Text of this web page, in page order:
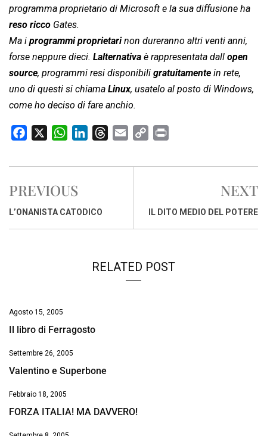
programma proprietario di Microsoft e la sua diffusione ha
reso ricco Gates.
Ma i programmi proprietarinon dureranno altri venti anni,
forse neppure dieci. Lalternativa è rappresentata dall open
source, programmi resi disponibili gratuitamente in rete,
uno di questi si chiama Linux, usatelo al posto di Windows,
come ho deciso di fare anchio.
c
b
o
W
a
s
A
n
d
r
a
p
i
i
PREVIOUS
L’ONANISTA CATODICO
NEXT
IL DITO MEDIO DEL POTERE
RELATED POST
Agosto 15, 2005
Il libro di Ferragosto
Settembre 26, 2005
Valentino e Superbone
Febbraio 18, 2005
FORZA ITALIA! MA DAVVERO!